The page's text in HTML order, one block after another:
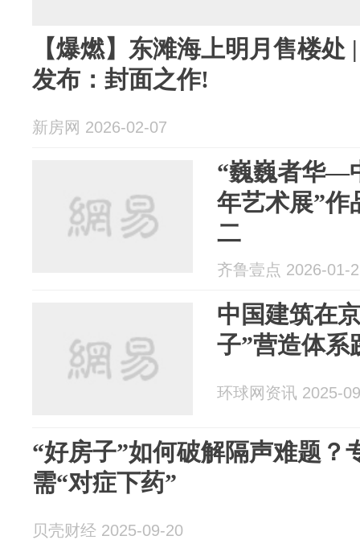
【爆燃】东滩海上明月售楼处
发布：封面之作!
新房网 2026-02-07
“巍巍者华—
年艺术展”作
二
齐鲁壹点 2026-01-
中国建筑在
子”营造体系
环球网资讯 2025-
“好房子”如何破解隔声难题？
需“对症下药”
贝壳财经 2025-09-20